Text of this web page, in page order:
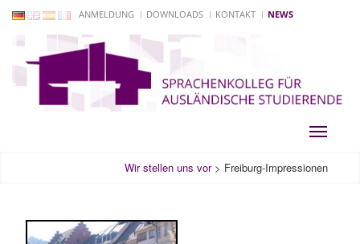
ANMELDUNG DOWNLOADS KONTAKT NEWS
Toggle
Wir stellen uns vor> Freiburg-Impressionen